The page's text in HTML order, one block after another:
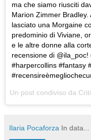
ma che siamo riusciti
Marion Zimmer
lasciato una Morgaine
predominio di Viviane,
e le altre donne alla
recensione di
#harpercollins #fantasy
Un post condiviso da
Ilaria Pocaforza In data...